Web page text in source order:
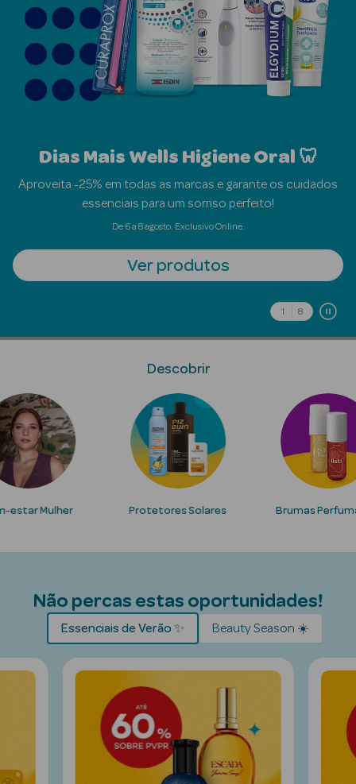
Beauty Season
Cuidados de
Cabelo
Beauty Season
Beauty Season
Maquilhagem
Beauty Season
Nutricosmética
Beauty Season
Dias Mais Wells Higiene Oral 🦷
Aproveita -25% em todas as marcas e garante os cuidados
essenciais para um sorriso perfeito!
De 6 a 8 agosto. Exclusivo Online.
Ver produtos
1 8
Descobrir
estar Mulher Protetores Solares Brumas
Não percas estas oportunidades!
Essenciais de Verão ✨ Beauty Season ☀️